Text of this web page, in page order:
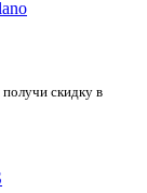
скидку в